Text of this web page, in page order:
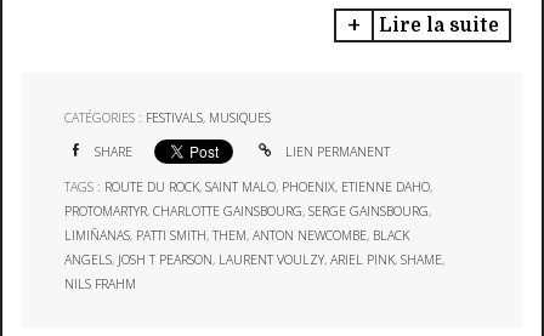
Lire la suite
CATÉGORIES : FESTIVALS, MUSIQUES
SHARE LIEN PERMANENT
TAGS : ROUTE DU ROCK,SAINT MALO, PHOENIX, ETIENNE DAHO,
PROTOMARTYR,CHARLOTTE GAINSBOURG,SERGE GAINSBOURG,
LIMIÑANAS, PATTI SMITH,THEM,ANTON NEWCOMBE, BLACK
ANGELS, JOSH T PEARSON, LAURENT VOULZY,ARIEL PINK,SHAME,
NILS FRAHM